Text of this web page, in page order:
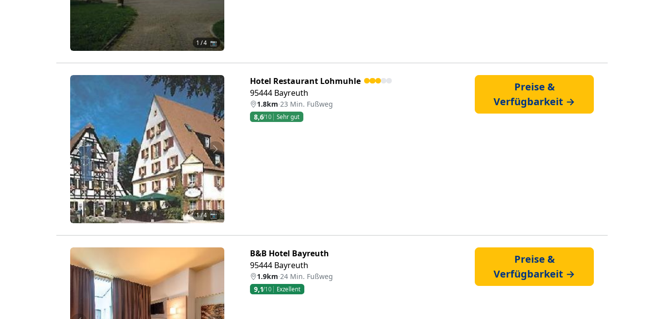
1 / 4 📷
Zurück Weiter
1/ 4 📷
Hotel Restaurant Lohmuhle
95444 Bayreuth
1.8km·23 Min. Fußweg
8,6/10 Sehr gut
Preise &
Verfügbarkeit →
B&B Hotel Bayreuth
95444 Bayreuth
1.9km·24 Min. Fußweg
9,1/10 Exzellent
Preise &
Verfügbarkeit →